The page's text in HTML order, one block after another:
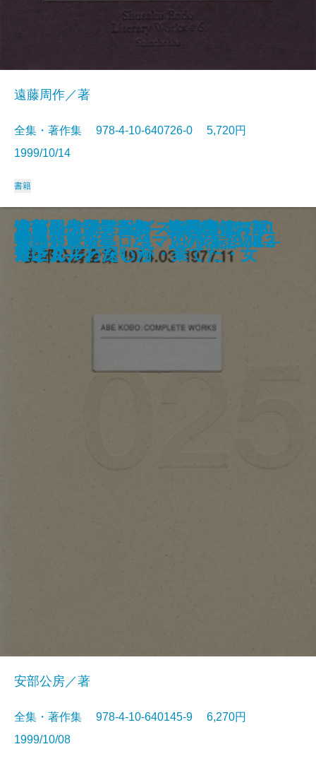
遠藤周作文学全集 第九巻 黄金
の国／薔薇の館 他
安部公房全集 27 1980.1-1984.1
1
ひらがな日本美術史3
漱石とその時代 第五部
遠藤周作文学全集 第八巻 母な
るもの／夫婦の一日 他
安部公房全集 26 1977.12-1980.
1
ナポリと南イタリアを歩く
明恵上人 愛蔵版
遠藤周作文学全集 第七巻 雲仙
／影法師／ユリアとよぶ女 他
遠藤周作文学全集 第六巻 アデ
ンまで／白い人／黄色い人 他
遠藤周作／著
全集・著作集 978-4-10-640726-0 5,720円
1999/10/14
書籍
安部公房全集 25 1974.3-1977.1
1
安部公房／著
全集・著作集 978-4-10-640145-9 6,270円
1999/10/08
危機と克服―ローマ人の物語VIII―
遠藤周作文学全集 第五巻 おバ
カさん／わたしが・棄てた・女
安部公房全集 24 1973.3-1974.2
沈まぬ太陽〔五〕―会長室篇
〔下〕―
沈まぬ太陽〔四〕―会長室篇
〔上〕―
書に通ず
安部公房全集 23 1970.2-1973.3
遠藤周作文学全集 第四巻 スキ
ャンダル／深い河
ラビット・アングストローム4部
作I・II